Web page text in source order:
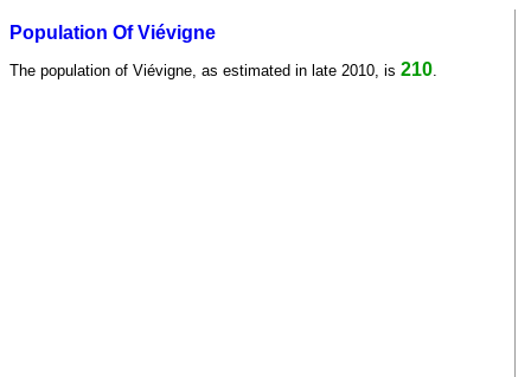
Population Of Viévigne
The population of Viévigne, as estimated in late 2010, is 210